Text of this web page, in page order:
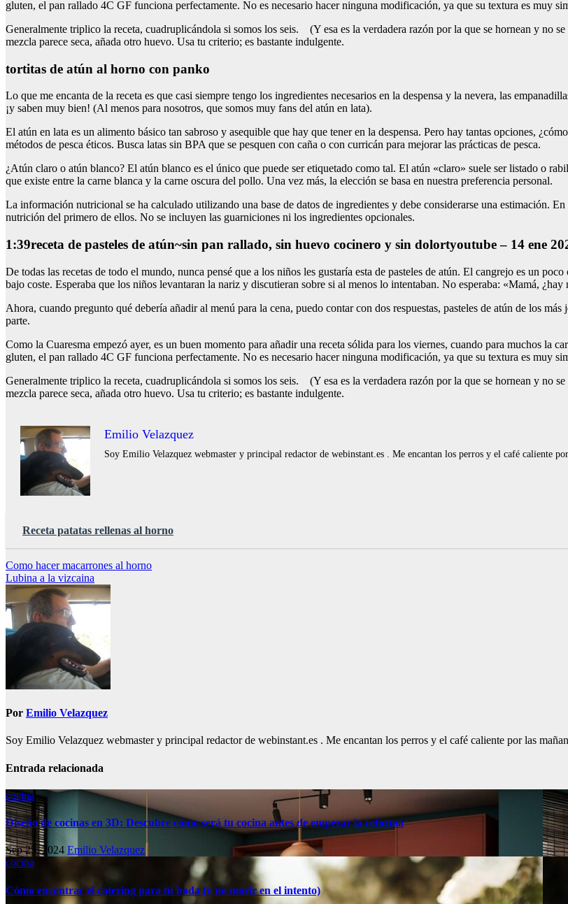
gluten, el pan rallado 4C GF funciona perfectamente. No es necesario hacer ninguna modificación, ya que su textura es muy
Generalmente triplico la receta, cuadruplicándola si somos los seis. (Y esa es la verdadera razón por la que se hornean y no
mezcla parece seca, añada otro huevo. Usa tu criterio; es bastante indulgente.
tortitas de atún al horno con panko
Lo que me encanta de la receta es que casi siempre tengo los ingredientes necesarios en la despensa y la nevera, las
¡y saben muy bien! (Al menos para nosotros, que somos muy fans del atún en lata).
El atún en lata es un alimento básico tan sabroso y asequible que hay que tener en la despensa. Pero hay tantas opciones,
métodos de pesca éticos. Busca latas sin BPA que se pesquen con caña o con curricán para mejorar las prácticas de pesca.
¿Atún claro o atún blanco? El atún blanco es el único que puede ser etiquetado como tal. El atún «claro» suele ser listado o
que existe entre la carne blanca y la carne oscura del pollo. Una vez más, la elección se basa en nuestra preferencia personal.
La información nutricional se ha calculado utilizando una base de datos de ingredientes y debe considerarse una estimación.
nutrición del primero de ellos. No se incluyen las guarniciones ni los ingredientes opcionales.
1:39receta de pasteles de atún~sin pan rallado, sin huevo cocinero y sin dolortyoutube – 14 ene
De todas las recetas de todo el mundo, nunca pensé que a los niños les gustaría esta de pasteles de atún. El cangrejo es un
bajo coste. Esperaba que los niños levantaran la nariz y discutieran sobre si al menos lo intentaban. No esperaba: «Mamá, ¿hay
Ahora, cuando pregunto qué debería añadir al menú para la cena, puedo contar con dos respuestas, pasteles de atún de los
parte.
Como la Cuaresma empezó ayer, es un buen momento para añadir una receta sólida para los viernes, cuando para muchos la
gluten, el pan rallado 4C GF funciona perfectamente. No es necesario hacer ninguna modificación, ya que su textura es muy
Generalmente triplico la receta, cuadruplicándola si somos los seis. (Y esa es la verdadera razón por la que se hornean y no
mezcla parece seca, añada otro huevo. Usa tu criterio; es bastante indulgente.
Emilio Velazquez
Soy Emilio Velazquez webmaster y principal redactor de webinstant.es . Me encantan los perros y el café caliente por
Receta patatas rellenas al horno
Navegación
de
entradas
Como hacer macarrones al horno
Lubina a la vizcaina
Por Emilio Velazquez
Soy Emilio Velazquez webmaster y principal redactor de webinstant.es . Me encantan los perros y el café caliente por las
Entrada relacionada
cocina
Diseño de cocinas en 3D: Descubre cómo será tu cocina antes de empezar la reforma
Sep 25, 2024 Emilio Velazquez
cocina
Cómo encontrar el catering para tu boda (y no morir en el intento)